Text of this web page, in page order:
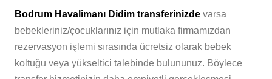
Bodrum Havalimanı Didim transferinizde varsa
bebekleriniz/çocuklarınız için mutlaka firmamızdan
rezervasyon işlemi sırasında ücretsiz olarak bebek
koltuğu veya yükseltici talebinde bulununuz. Böylece